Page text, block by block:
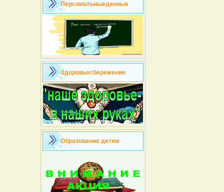
Персональныеданные
Здоровьесбережение
Образование детям